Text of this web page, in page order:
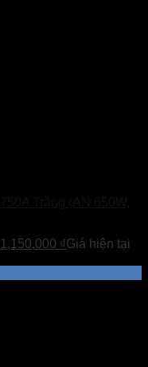
1,150,000 ₫Giá hiện tại